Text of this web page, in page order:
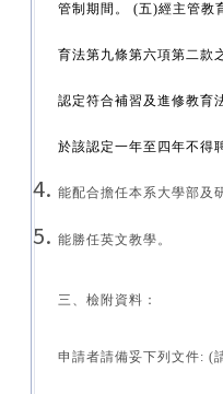
管制期間。 (五)經主管教
育法第九條第六項第二款
認定符合補習及進修教育
於該認定一年至四年不得
能配合擔任本系大學部及
能勝任英文教學。
三、檢附資料：
申請者請備妥下列文件: (